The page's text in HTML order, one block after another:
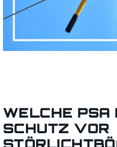
WELCHE PSA
SCHUTZ VOR